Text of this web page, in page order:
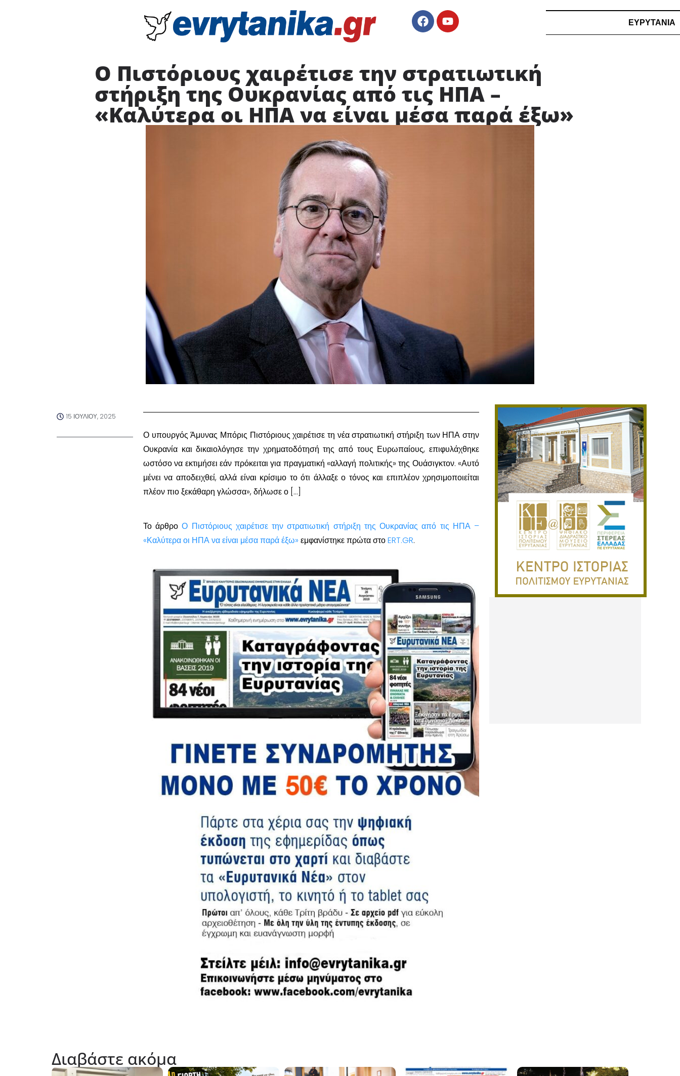
ΕΥΡΥΤΑΝΙΑ
Ο Πιστόριους χαιρέτισε την στρατιωτική
στήριξη της Ουκρανίας από τις ΗΠΑ –
«Καλύτερα οι ΗΠΑ να είναι μέσα παρά έξω»
15 ΙΟΥΛΊΟΥ, 2025
Ο υπουργός Άμυνας Μπόρις Πιστόριους χαιρέτισε τη νέα στρατιωτική στήριξη των ΗΠΑ στην
Ουκρανία και δικαιολόγησε την χρηματοδότησή της από τους Ευρωπαίους, επιφυλάχθηκε
ωστόσο να εκτιμήσει εάν πρόκειται για πραγματική «αλλαγή πολιτικής» της Ουάσιγκτον. «Αυτό
μένει να αποδειχθεί, αλλά είναι κρίσιμο το ότι άλλαξε ο τόνος και επιπλέον χρησιμοποιείται
πλέον πιο ξεκάθαρη γλώσσα», δήλωσε ο […]
Το άρθροΟ Πιστόριους χαιρέτισε την στρατιωτική στήριξη της Ουκρανίας από τις ΗΠΑ –
«Καλύτερα οι ΗΠΑ να είναι μέσα παρά έξω» εμφανίστηκε πρώτα στοERT.GR.
Διαβάστε ακόμα